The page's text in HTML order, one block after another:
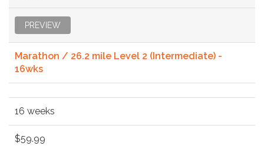
PREVIEW
Marathon / 26.2 mile Level 2 (Intermediate) -
16wks
16 weeks
$59.99